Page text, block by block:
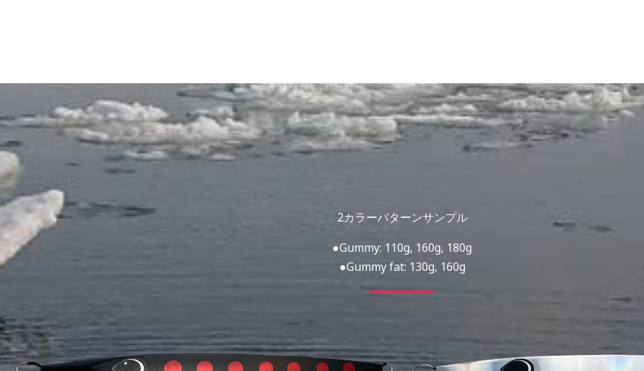
2カラーパターンサンプル
●Gummy: 110g, 160g, 180g
●Gummy fat: 130g, 160g